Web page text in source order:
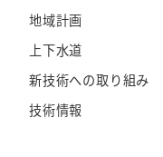
地域計画
上下水道
新技術への取り組み
技術情報